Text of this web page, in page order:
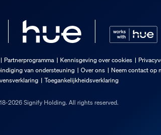
Partnerprogramma Kennisgeving over cookies
van ondersteuning Over ons Neem contact op
Toegankelijkheidsverklaring
2026 Signify Holding. All rights reserved.